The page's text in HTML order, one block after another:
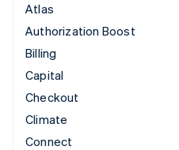
Atlas
Authorization Boost
Billing
Capital
Checkout
Climate
Connect